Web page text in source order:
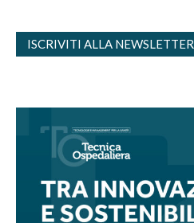
ISCRIVITI ALLA NEWSLETTER